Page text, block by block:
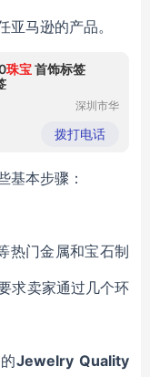
马逊的产品。
珠宝首饰标签
深圳市华
子有限公
司
拨打电话
基本步骤：
热门金属和宝石制
求卖家通过几个环
Jewelry Quality